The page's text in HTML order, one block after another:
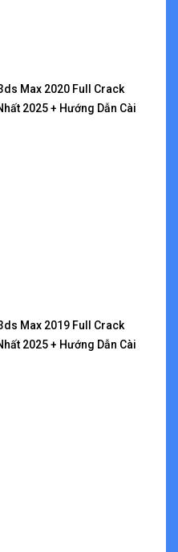
Max 2020 Full Crack
2025 + Hướng Dẫn Cài
Max 2019 Full Crack
2025 + Hướng Dẫn Cài